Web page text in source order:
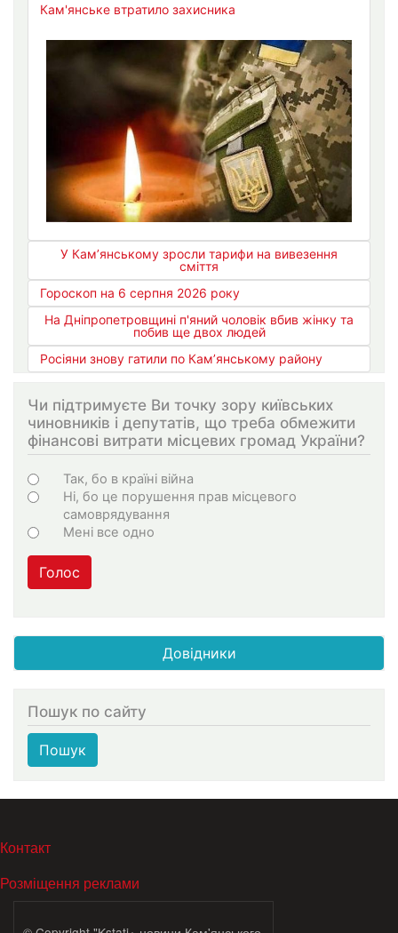
Кам'янське втратило захисника
У Кам’янському зросли тарифи на вивезення
сміття
Гороскоп на 6 серпня 2026 року
На Дніпропетровщині п'яний чоловік вбив жінку та
побив ще двох людей
Росіяни знову гатили по Кам’янському району
Чи підтримуєте Ви точку зору київських
чиновників і депутатів, що треба обмежити
фінансові витрати місцевих громад України?
Варіанти
Так, бо в країні війна
Ні, бо це порушення прав місцевого
самоврядування
Мені все одно
Голос
Довідники
Пошук по сайту
Пошук
МЕНЮ В ПОДВАЛЕ
Контакт
Розміщення реклами